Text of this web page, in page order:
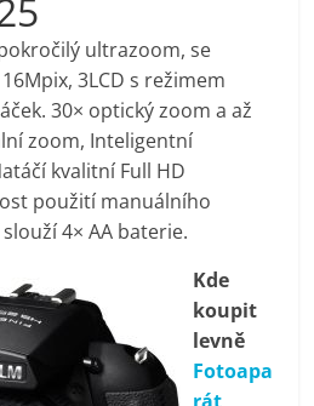
ultrazoom, se
3LCD s režimem
30× optický zoom a až
zoom, Inteligentní
kvalitní Full HD
použití manuálního
4× AA baterie.
Kde
koupit
levně
Fotoapa